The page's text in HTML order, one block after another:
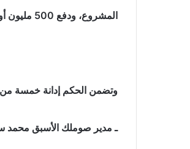
المشروع، ودفع 500 مليون أوقية قديمة كتعويض للخزينة العامة، مع حرمانه من الحقوق المدنية.
وتضمن الحكم إدانة خمسة من
ـ مدير صوملك الأسبق محمد